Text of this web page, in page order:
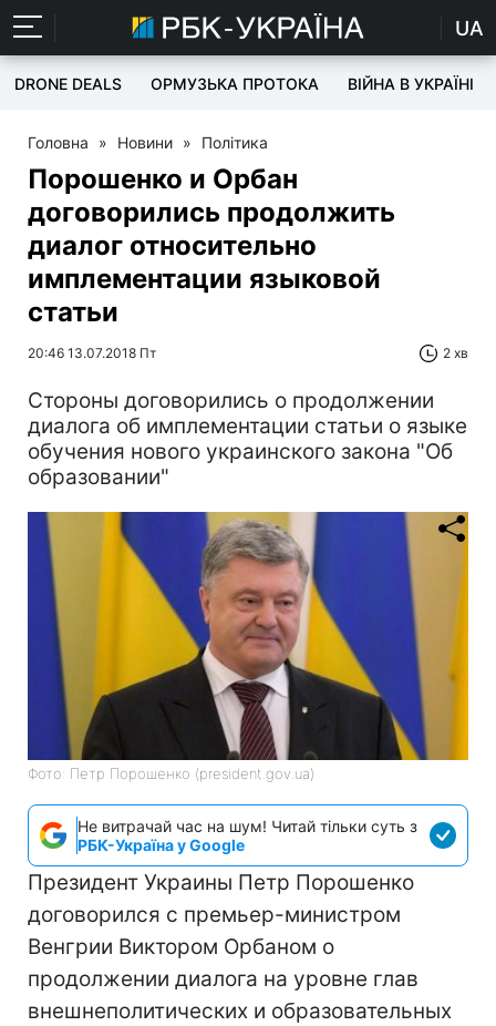
UA
DRONE DEALS ОРМУЗЬКА ПРОТОКА ВІЙНА В УКРАЇНІ
Головна » Новини » Політика
Порошенко и Орбан
договорились продолжить
диалог относительно
имплементации языковой
статьи
20:46 13.07.2018 Пт 2 хв
Стороны договорились о продолжении
диалога об имплементации статьи о языке
обучения нового украинского закона "Об
образовании"
Фото: Петр Порошенко (president.gov.ua)
Не витрачай час на шум! Читай тільки суть з
РБК-Україна у Google
Президент Украины Петр Порошенко
договорился с премьер-министром
Венгрии Виктором Орбаном о
продолжении диалога на уровне глав
внешнеполитических и образовательных